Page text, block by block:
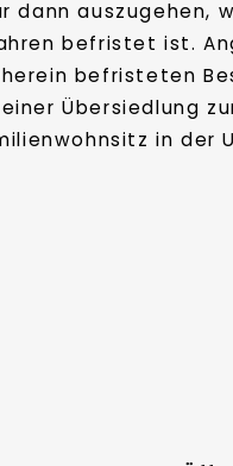
dann auszugehen,
befristet ist.
befristeten
Übersiedlung
in der